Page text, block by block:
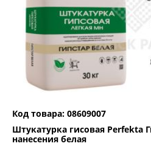
Код товара: 08609007
Штукатурка гисовая Perfekta
нанесения белая